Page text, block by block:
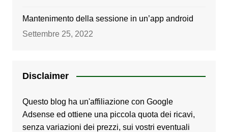
Mantenimento della sessione in un’app android
Settembre 25, 2022
Disclaimer
Questo blog ha un'affiliazione con Google
Adsense ed ottiene una piccola quota dei ricavi,
senza variazioni dei prezzi, sui vostri eventuali